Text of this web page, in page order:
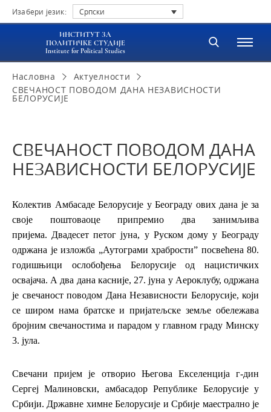
Изабери језик: Српски
ИНСТИТУТ ЗА
ПОЛИТИЧКЕ СТУДИЈЕ
Institute for Political Studies
Насловна
Актуелности
СВЕЧАНОСТ ПОВОДОМ ДАНА НЕЗАВИСНОСТИ
БЕЛОРУСИЈЕ
СВЕЧАНОСТ ПОВОДОМ ДАНА
НЕЗАВИСНОСТИ БЕЛОРУСИЈЕ
Колектив Амбасаде Белорусије у Београду ових дана је за
своје поштоваоце припремио два занимљива
пријема. Двадесет петог јуна, у Руском дому у Београду
одржана је изложба „Аутограми храбрости” посвећена 80.
годишњици ослобођења Белорусије од нацистичких
освајача. А два дана касније, 27. јуна у Аероклубу, одржана
је свечаност поводом Дана Независности Белорусије, који
се широм нама братске и пријатељске земље обележава
бројним свечаностима и парадом у главном граду Минску
3. јула.
Свечани пријем је отворио Његова Екселенција г-дин
Сергеј Малиновски, амбасадор Републике Белорусије у
Србији. Државне химне Белорусије и Србије маестрално је